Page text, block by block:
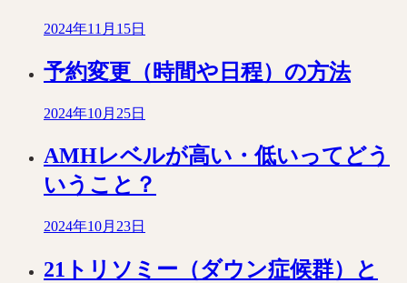
2024年11月15日
予約変更（時間や日程）の方法
2024年10月25日
AMHレベルが高い・低いってどう
いうこと？
2024年10月23日
21トリソミー（ダウン症候群）と